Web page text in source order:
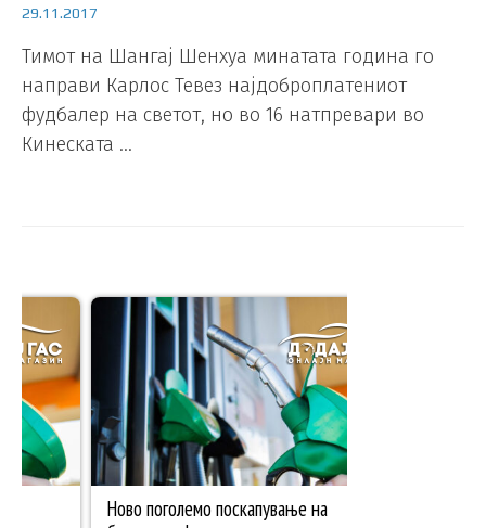
29.11.2017
Тимот на Шангај Шенхуа минатата година го
направи Карлос Тевез најдоброплатениот
фудбалер на светот, но во 16 натпревари во
Кинеската …